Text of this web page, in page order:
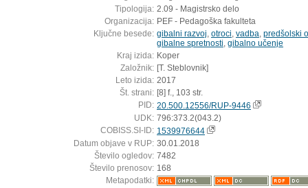
Tipologija: 2.09 - Magistrsko delo
Organizacija: PEF - Pedagoška fakulteta
Ključne besede: gibalni razvoj otroci vadba predšolski
gibalne spretnosti gibalno učenje
Kraj izida: Koper
Založnik: [T. Steblovnik]
Leto izida: 2017
Št. strani: [8] f., 103 str.
PID: 20.500.12556/RUP-9446
UDK: 796:373.2(043.2)
COBISS.SI-ID: 1539976644
Datum objave v RUP: 30.01.2018
Število ogledov: 7482
Število prenosov: 168
Metapodatki: